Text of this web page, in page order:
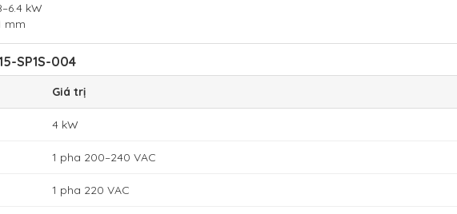
kW
mm
SP1S-004
Giá trị
4 kW
1 pha 200–240 VAC
1 pha 220 VAC